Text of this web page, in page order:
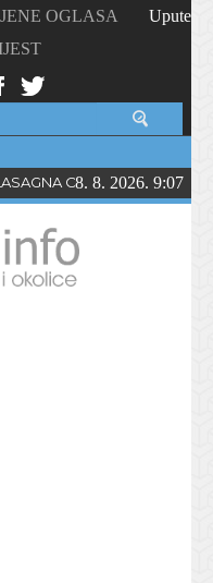
OGLASA
Upute
OBJAVIO NOVI
8. 8. 2026. 9:07